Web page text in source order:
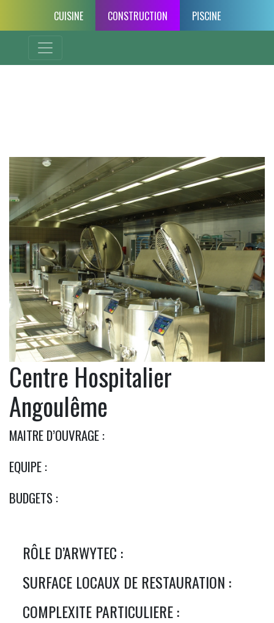
CUISINE CONSTRUCTION PISCINE
Centre Hospitalier
Angoulême
MAITRE D’OUVRAGE :
EQUIPE :
BUDGETS :
RÔLE D’ARWYTEC :
SURFACE LOCAUX DE RESTAURATION :
COMPLEXITE PARTICULIERE :